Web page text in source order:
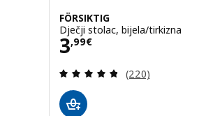
od 5 zvjezdica. Ukupno recenzija:
FÖRSIKTIG
Dječji stolac, bijela/tirkizna
3,99€
Cijena 3,99€
Revizija: 4.8
(220)